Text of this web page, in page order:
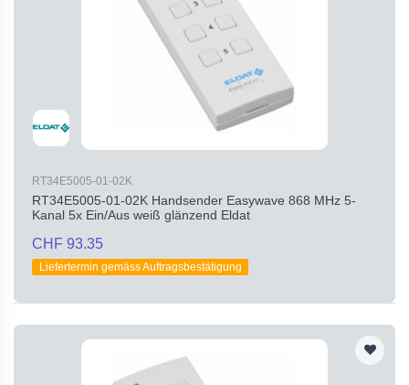
RT34E5005-01-02K
RT34E5005-01-02K Handsender Easywave 868 MHz 5-
Kanal 5x Ein/Aus weiß glänzend Eldat
CHF 93.35
Liefertermin gemäss Auftragsbestätigung